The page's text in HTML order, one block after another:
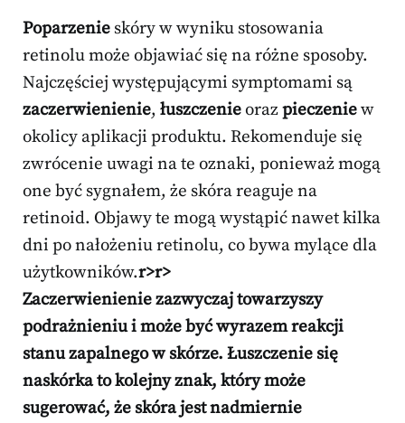
Poparzenie skóry w wyniku stosowania
retinolu może objawiać się na różne sposoby.
Najczęściej występującymi symptomami są
zaczerwienienie, łuszczenieorazpieczeniew
okolicy aplikacji produktu. Rekomenduje się
zwrócenie uwagi na te oznaki, ponieważ mogą
one być sygnałem, że skóra reaguje na
retinoid. Objawy te mogą wystąpić nawet kilka
dni po nałożeniu retinolu, co bywa mylące dla
użytkowników.r>r>
Zaczerwienienie zazwyczaj towarzyszy
podrażnieniu i może być wyrazem reakcji
stanu zapalnego w skórze. Łuszczenie się
naskórka to kolejny znak, który może
sugerować, że skóra jest nadmiernie